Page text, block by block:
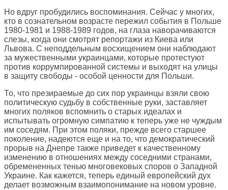
Но вдруг пробудились воспоминания. Сейчас у многих,
кто в сознательном возрасте пережил события в Польше
1980-1981 и 1988-1989 годов, на глаза наворачиваются
слезы, когда они смотрят репортажи из Киева или
Львова. С неподдельным восхищением они наблюдают
за мужественными украинцами, которые протестуют
против коррумпированной системы и выходят на улицы
в защиту свободы - особой ценности для Польши.
То, что презираемые до сих пор украинцы взяли свою
политическую судьбу в собственные руки, заставляет
многих поляков вспомнить о старых идеалах и
испытывать огромную симпатию к теперь уже не чуждым
им соседям. При этом поляки, прежде всего старшее
поколение, надеются еще и на то, что демократический
прорыв на Днепре также приведет к качественному
изменению в отношениях между соседними странами,
обремененных тенью многовековых споров о Западной
Украине. Как кажется, теперь единый европейский дух
делает возможным взаимопонимание на новом уровне.